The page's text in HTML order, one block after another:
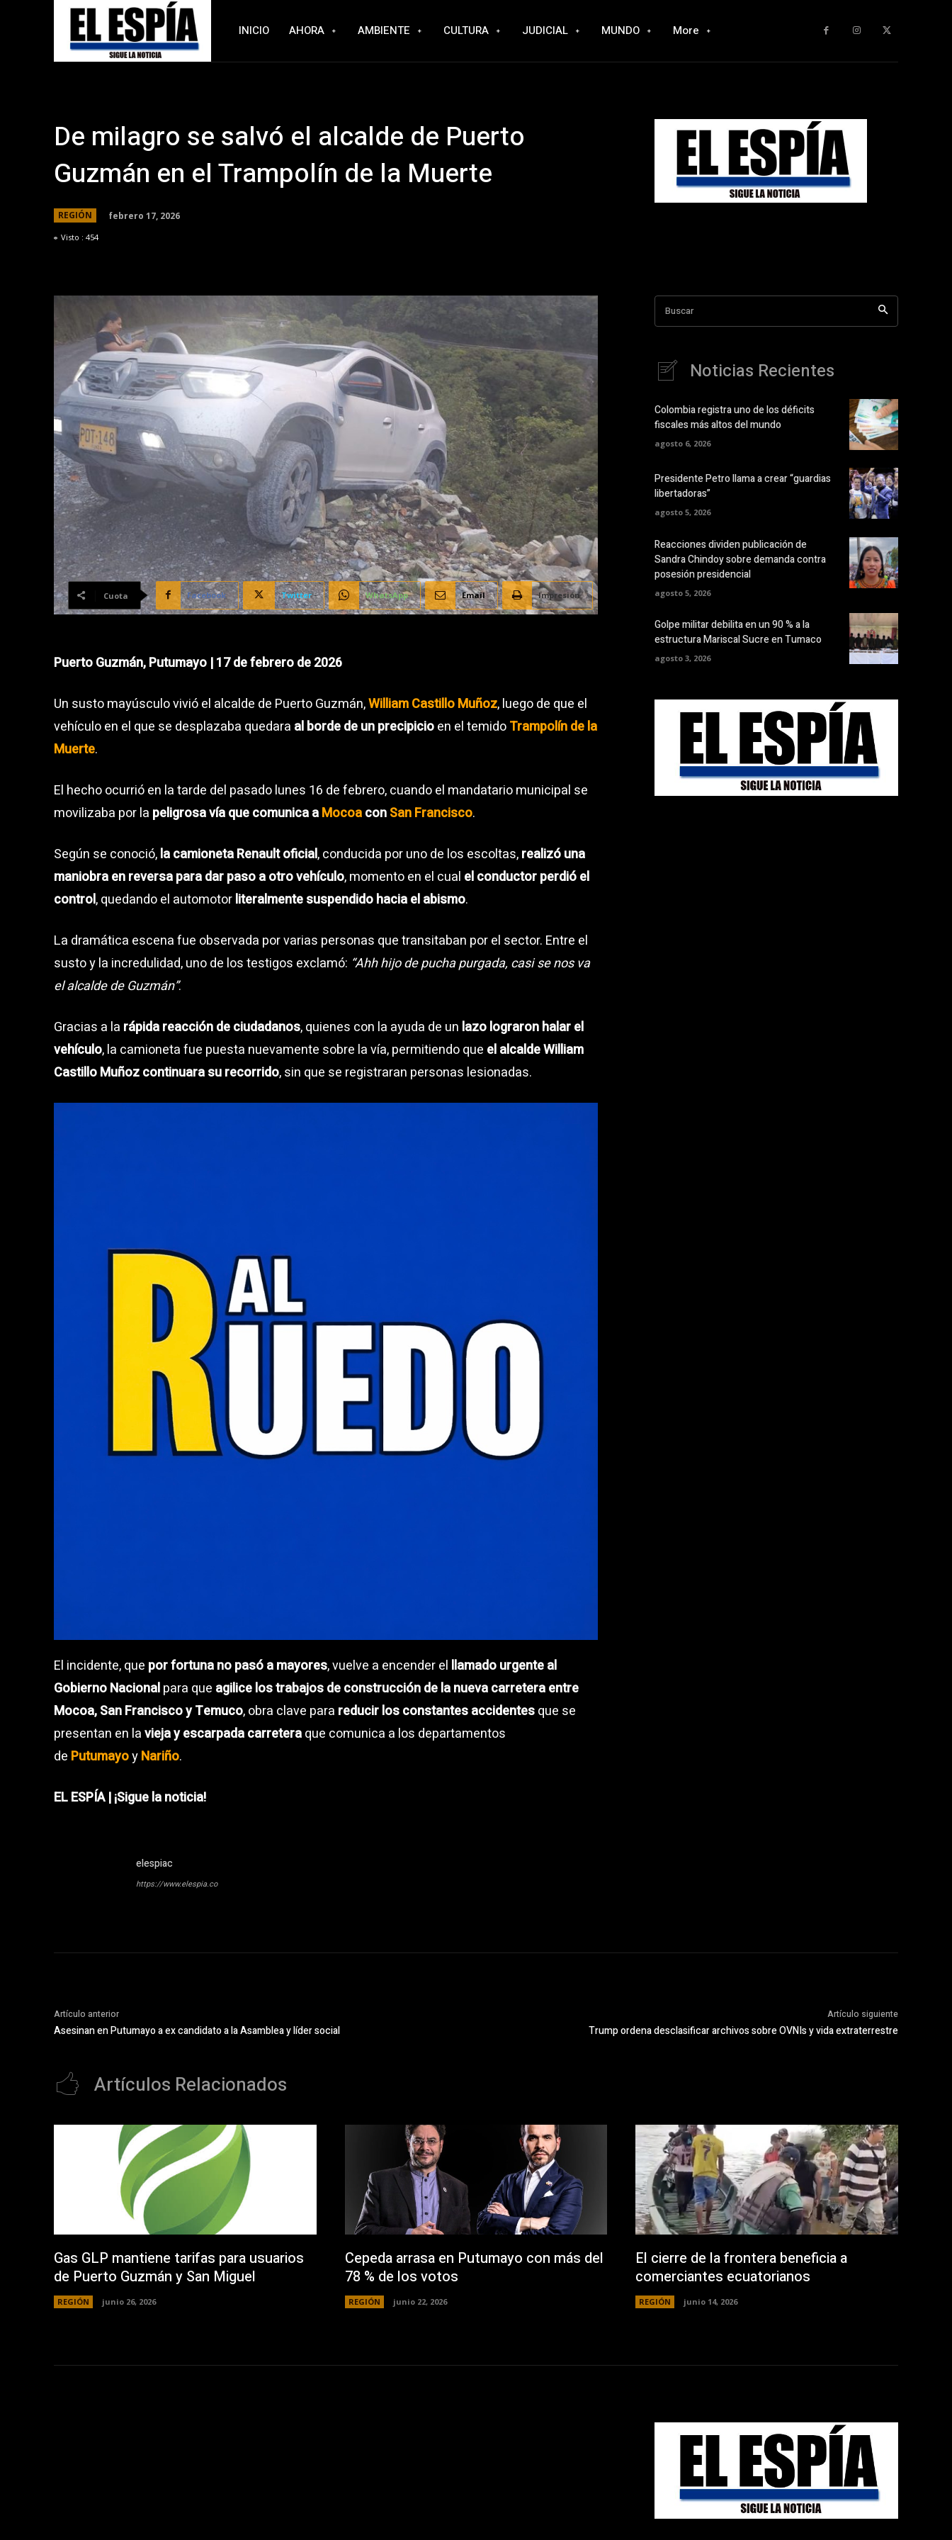
INICIO AHORA AMBIENTE CULTURA JUDICIAL MUNDO More
De milagro se salvó el alcalde de Puerto
Guzmán en el Trampolín de la Muerte
REGIÓN febrero 17, 2026
Visto : 454
Cuota Facebook Twitter WhatsApp Email Impresión
Puerto Guzmán, Putumayo | 17 de febrero de 2026
Un susto mayúsculo vivió el alcalde de Puerto Guzmán,William Castillo Muñoz, luego de que el
vehículo en el que se desplazaba quedara al borde de un precipicioen el temidoTrampolín de la
Muerte.
El hecho ocurrió en la tarde del pasado lunes 16 de febrero, cuando el mandatario municipal se
movilizaba por la peligrosa vía que comunica aMocoaconSan Francisco.
Según se conoció,la camioneta Renault oficial, conducida por uno de los escoltas,realizó una
maniobra en reversa para dar paso a otro vehículo, momento en el cual el conductor perdió el
control, quedando el automotorliteralmente suspendido hacia el abismo.
La dramática escena fue observada por varias personas que transitaban por el sector. Entre el
susto y la incredulidad, uno de los testigos exclamó: “Ahh hijo de pucha purgada, casi se nos va
el alcalde de Guzmán”.
Gracias a la rápida reacción de ciudadanos, quienes con la ayuda de un lazo lograron halar el
vehículo, la camioneta fue puesta nuevamente sobre la vía, permitiendo que el alcalde William
Castillo Muñoz continuara su recorrido, sin que se registraran personas lesionadas.
El incidente, que por fortuna no pasó a mayores, vuelve a encender el llamado urgente al
Gobierno Nacionalpara que agilice los trabajos de construcción de la nueva carretera entre
Mocoa, San Francisco y Temuco, obra clave para reducir los constantes accidentesque se
presentan en lavieja y escarpada carreteraque comunica a los departamentos
de PutumayoyNariño.
EL ESPÍA | ¡Sigue la noticia!
elespiac
https://www.elespia.co
Buscar
Noticias Recientes
Colombia registra uno de los déficits
fiscales más altos del mundo
agosto 6, 2026
Presidente Petro llama a crear “guardias
libertadoras”
agosto 5, 2026
Reacciones dividen publicación de
Sandra Chindoy sobre demanda contra
posesión presidencial
agosto 5, 2026
Golpe militar debilita en un 90 % a la
estructura Mariscal Sucre en Tumaco
agosto 3, 2026
Artículo anterior
Asesinan en Putumayo a ex candidato a la Asamblea y líder social
Artículo siguiente
Trump ordena desclasificar archivos sobre OVNIs y vida extraterrestre
Artículos Relacionados
Gas GLP mantiene tarifas para usuarios
de Puerto Guzmán y San Miguel
REGIÓN junio 26, 2026
Cepeda arrasa en Putumayo con más del
78 % de los votos
REGIÓN junio 22, 2026
El cierre de la frontera beneficia a
comerciantes ecuatorianos
REGIÓN junio 14, 2026